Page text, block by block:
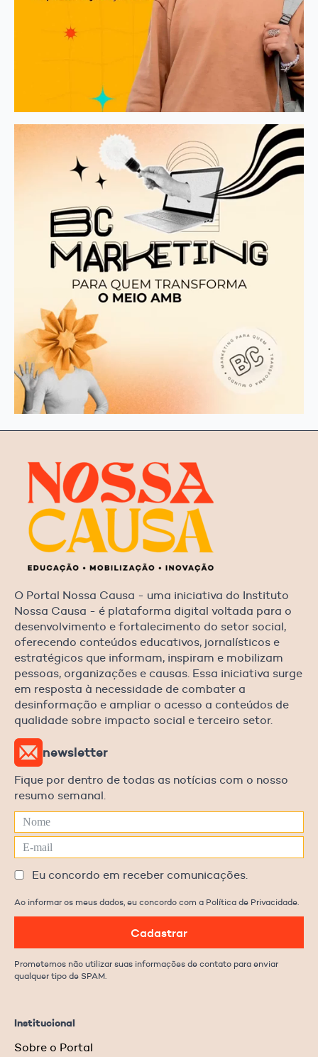
O Portal Nossa Causa - uma iniciativa do Instituto
Nossa Causa - é plataforma digital voltada para o
desenvolvimento e fortalecimento do setor social,
oferecendo conteúdos educativos, jornalísticos e
estratégicos que informam, inspiram e mobilizam
pessoas, organizações e causas. Essa iniciativa surge
em resposta à necessidade de combater a
desinformação e ampliar o acesso a conteúdos de
qualidade sobre impacto social e terceiro setor.
Institucional
Sobre o Portal
newsletter
Fique por dentro de todas as notícias com o nosso
resumo semanal.
Eu concordo em receber comunicações.
Ao informar os meus dados, eu concordo com a Política de Privacidade.
Cadastrar
Prometemos não utilizar suas informações de contato para enviar
qualquer tipo de SPAM.